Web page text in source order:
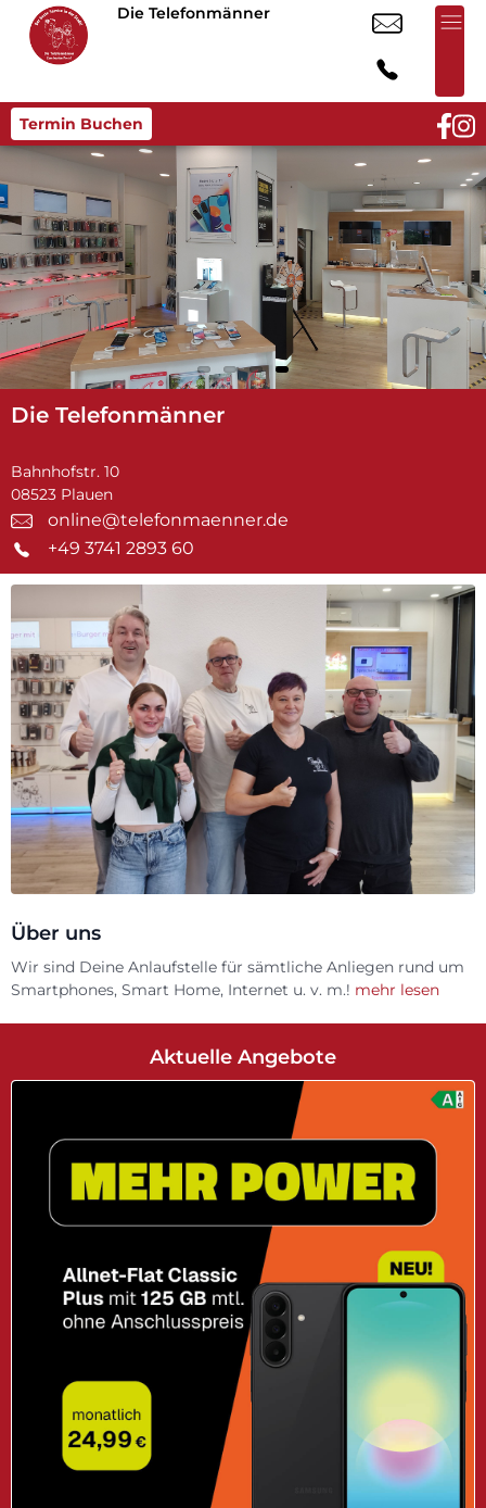
Die Telefonmänner
Termin Buchen
Die Telefonmänner
Bahnhofstr. 10
08523 Plauen
online@telefonmaenner.de
+49 3741 2893 60
Über uns
Wir sind Deine Anlaufstelle für sämtliche Anliegen rund um
Smartphones, Smart Home, Internet u. v. m.! mehr lesen
Aktuelle Angebote